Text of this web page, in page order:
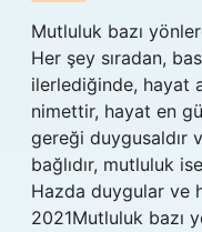
Mutluluk bazı
Her şey sıradan,
ilerlediğinde, hayat
nimettir, hayat en
gereği duygusaldır
bağlıdır, mutluluk
Hazda duygular ve
2021Mutluluk bazı